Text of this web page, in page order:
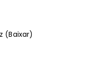
(Baixar)